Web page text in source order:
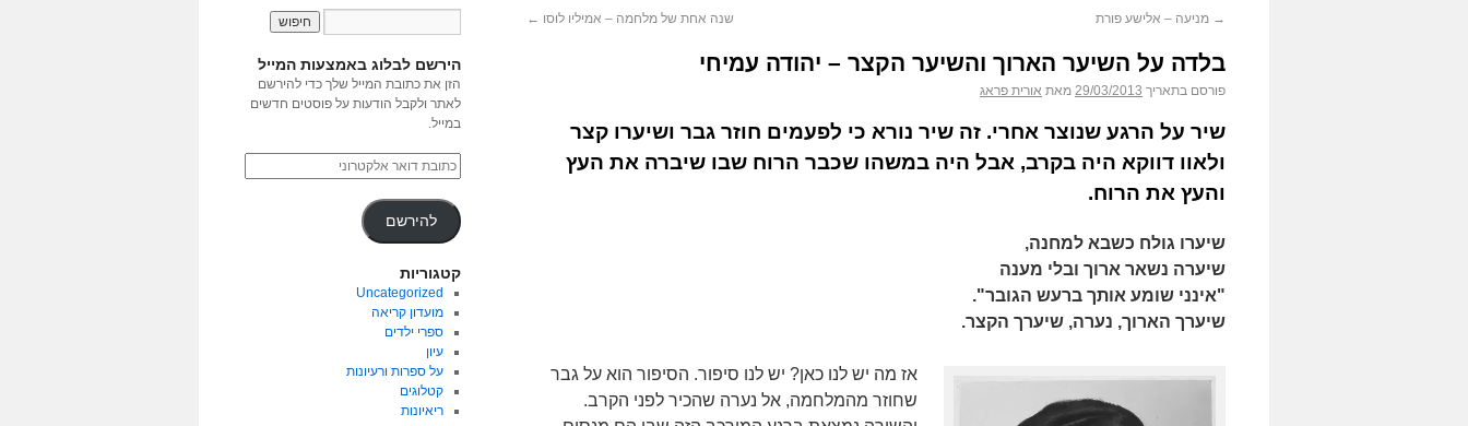
→ מניעה – אלישע פורת שנה אחת של מלחמה – אמיליו לוסו ←
בלדה על השיער הארוך והשיער הקצר – יהודה עמיחי
פורסם בתאריך 29/03/2013 מאת אורית פראג
שיר על הרגע שנוצר אחרי. זה שיר נורא כי לפעמים חוזר גבר ושיערו קצר
ולאוו דווקא היה בקרב, אבל היה במשהו שכבר הרוח שבו שיברה את העץ
והעץ את הרוח.
שיערו גולח כשבא למחנה,
שיערה נשאר ארוך ובלי מענה
"אינני שומע אותך ברעש הגובר".
שיערך הארוך, נערה, שיערך הקצר.
אז מה יש לנו כאן? יש לנו סיפור. הסיפור הוא על גבר
שחוזר מהמלחמה, אל נערה שהכיר לפני הקרב.
הירשם לבלוג באמצעות המייל
הזן את כתובת המייל שלך כדי להירשם
לאתר ולקבל הודעות על פוסטים חדשים
במייל.
להירשם
קטגוריות
Uncategorized
מועדון קריאה
ספרי ילדים
עיון
על ספרות ורעיונות
קטלוגים
ריאיונות